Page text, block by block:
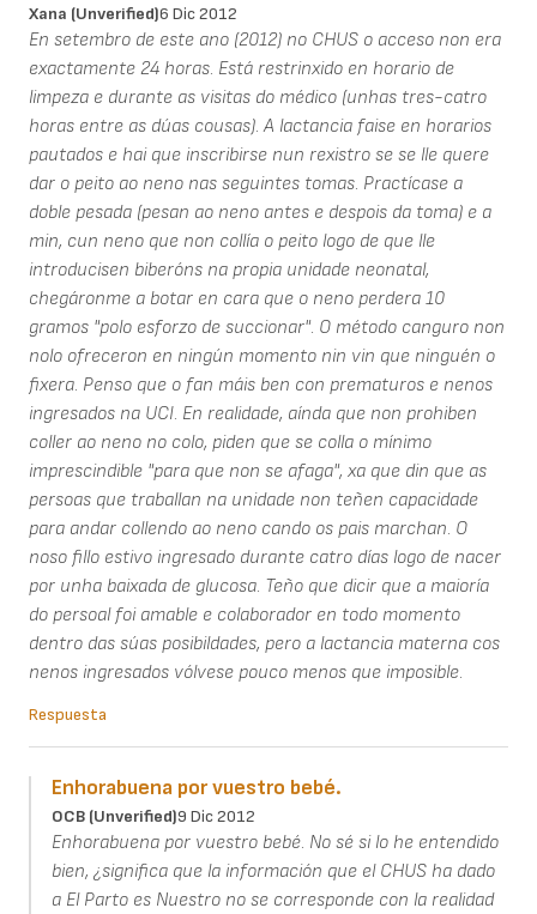
Xana (unverified)6 Dic 2012
En setembro de este ano (2012) no CHUS o acceso non era
exactamente 24 horas. Está restrinxido en horario de
limpeza e durante as visitas do médico (unhas tres-catro
horas entre as dúas cousas). A lactancia faise en horarios
pautados e hai que inscribirse nun rexistro se se lle quere
dar o peito ao neno nas seguintes tomas. Practícase a
doble pesada (pesan ao neno antes e despois da toma) e a
min, cun neno que non collía o peito logo de que lle
introducisen biberóns na propia unidade neonatal,
chegáronme a botar en cara que o neno perdera 10
gramos "polo esforzo de succionar". O método canguro non
nolo ofreceron en ningún momento nin vin que ninguén o
fixera. Penso que o fan máis ben con prematuros e nenos
ingresados na UCI. En realidade, aínda que non prohiben
coller ao neno no colo, piden que se colla o mínimo
imprescindible "para que non se afaga", xa que din que as
persoas que traballan na unidade non teñen capacidade
para andar collendo ao neno cando os pais marchan. O
noso fillo estivo ingresado durante catro días logo de nacer
por unha baixada de glucosa. Teño que dicir que a maioría
do persoal foi amable e colaborador en todo momento
dentro das súas posibildades, pero a lactancia materna cos
nenos ingresados vólvese pouco menos que imposible.
Respuesta
Enhorabuena por vuestro bebé.
OCB (unverified)9 Dic 2012
Enhorabuena por vuestro bebé. No sé si lo he entendido
bien, ¿significa que la información que el CHUS ha dado
a El Parto es Nuestro no se corresponde con la realidad